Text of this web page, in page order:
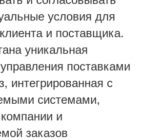
условия для
и поставщика.
уникальная
поставками
интегрированная с
системами,
и
заказов